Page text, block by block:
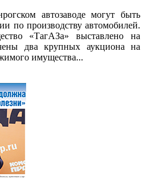
автозаводе могут быть
по производству автомобилей.
«ТагАЗа» выставлено на
два крупных аукциона на
имущества...